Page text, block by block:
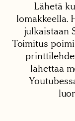
Lähetä
lomakkeella.
julkaistaan
Toimitus
lähettää